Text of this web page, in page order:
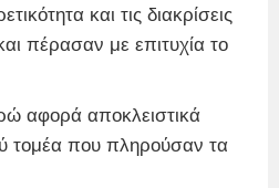
και τις διακρίσεις
πέρασαν με επιτυχία το
αφορά αποκλειστικά
τομέα που πληρούσαν τα